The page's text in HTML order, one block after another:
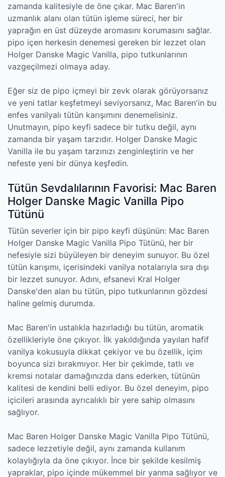
zamanda kalitesiyle de öne çıkar. Mac Baren'in
uzmanlık alanı olan tütün işleme süreci, her bir
yaprağın en üst düzeyde aromasını korumasını sağlar.
pipo içen herkesin denemesi gereken bir lezzet olan
Holger Danske Magic Vanilla, pipo tutkunlarının
vazgeçilmezi olmaya aday.
Eğer siz de pipo içmeyi bir zevk olarak görüyorsanız
ve yeni tatlar keşfetmeyi seviyorsanız, Mac Baren'in bu
enfes vanilyalı tütün karışımını denemelisiniz.
Unutmayın, pipo keyfi sadece bir tutku değil, aynı
zamanda bir yaşam tarzıdır. Holger Danske Magic
Vanilla ile bu yaşam tarzınızı zenginleştirin ve her
nefeste yeni bir dünya keşfedin.
Tütün Sevdalılarının Favorisi: Mac Baren
Holger Danske Magic Vanilla Pipo
Tütünü
Tütün severler için bir pipo keyfi düşünün: Mac Baren
Holger Danske Magic Vanilla Pipo Tütünü, her bir
nefesiyle sizi büyüleyen bir deneyim sunuyor. Bu özel
tütün karışımı, içerisindeki vanilya notalarıyla sıra dışı
bir lezzet sunuyor. Adını, efsanevi Kral Holger
Danske'den alan bu tütün, pipo tutkunlarının gözdesi
haline gelmiş durumda.
Mac Baren'in ustalıkla hazırladığı bu tütün, aromatik
özellikleriyle öne çıkıyor. İlk yakıldığında yayılan hafif
vanilya kokusuyla dikkat çekiyor ve bu özellik, içim
boyunca sizi bırakmıyor. Her bir çekimde, tatlı ve
kremsi notalar damağınızda dans ederken, tütünün
kalitesi de kendini belli ediyor. Bu özel deneyim, pipo
içicileri arasında ayrıcalıklı bir yere sahip olmasını
sağlıyor.
Mac Baren Holger Danske Magic Vanilla Pipo Tütünü,
sadece lezzetiyle değil, aynı zamanda kullanım
kolaylığıyla da öne çıkıyor. İnce bir şekilde kesilmiş
yapraklar, pipo içinde mükemmel bir yanma sağlıyor ve